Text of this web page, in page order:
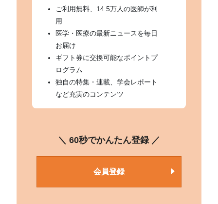
ご利用無料、14.5万人の医師が利
用
医学・医療の最新ニュースを毎日
お届け
ギフト券に交換可能なポイントプ
ログラム
独自の特集・連載、学会レポート
など充実のコンテンツ
＼ 60秒でかんたん登録 ／
会員登録